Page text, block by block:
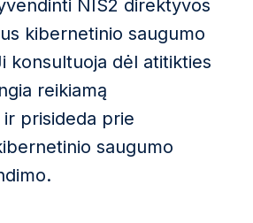
NIS2 direktyvos
kibernetinio saugumo
konsultuoja dėl atitikties
reikiamą
prisideda prie
saugumo